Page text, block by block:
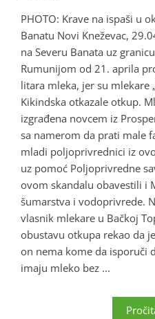
PHOTO: Krave na ispaši u
Banatu Novi Kneževac,
na Severu Banata uz
Rumunijom od 21. aprila
litara mleka, jer su mlekare
Kikindska otkazale otkup.
izgrađena novcem iz
sa namerom da prati male
mladi poljoprivrednici iz
uz pomoć Poljoprivredne
ovom skandalu obavestili i
šumarstva i vodoprivrede.
vlasnik mlekare u Bačkoj
obustavu otkupa rekao da
on nema kome da isporuči
imaju mleko bez ...